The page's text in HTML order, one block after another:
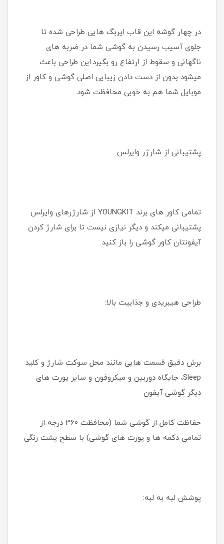
در چهار گوشه این قاب ایربگ هایی طراحی شده تا
جلوی آسیب رسیدن به گوشی شما در ضربه های
ناگهانی و سقوط از ارتفاع رو بگیرد.این طراحی باعث
میشود بدون از دست دادن زیبایی اصلی گوشی و کاور از
موبایل شما هم به خوبی محافظت شود.
پشتیبانی از شارژر وایرلس:
تمامی کاور های برند YOUNGKIT از شارژرهای وایرلس
پشتیبانی میکند و دیگر نیازی نیست تا برای شارژ کردن
آیفونتان کاور گوشی را باز کنید.
طراحی هیبریدی و جذابیت بالا:
برش دقیق قسمت هایی مانند محل سوکت شارژ و کلید
Sleep، جایگاه دوربین و میکروفون و سایر پورت های
دیگر گوشی آیفون
حفاظت کامل از گوشی شما (محافظت 360 درجه از
تمامی دکمه ها و پورت های گوشی) با سطح پشت رنگی
پوشش لبه به لبه: